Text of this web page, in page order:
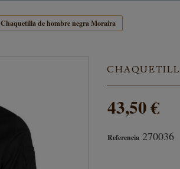
Chaquetilla de hombre negra Moraira
43,50 €
Referencia 270036